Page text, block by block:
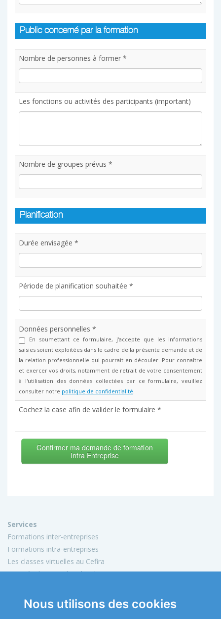
Nous utilisons des cookies
Public concerné par la formation
Nombre de personnes à former *
Les fonctions ou activités des participants (important)
Nombre de groupes prévus *
Planification
Durée envisagée *
Période de planification souhaitée *
Données personnelles *
En soumettant ce formulaire, j'accepte que les informations
saisies soient exploitées dans le cadre de la présente demande et de
la relation professionnelle qui pourrait en découler. Pour connaître
et exercer vos droits, notamment de retrait de votre consentement
à l'utilisation des données collectées par ce formulaire, veuillez
consulter notre politique de confidentialité.
Cochez la case afin de valider le formulaire *
Confirmer ma demande de formation
Intra Entreprise
Services
Formations inter-entreprises
Formations intra-entreprises
Les classes virtuelles au Cefira
Activités de conseil et d'audit
Informations